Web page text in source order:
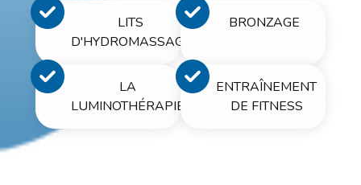
LITS
D'HYDROMASSAGE
BRONZAGE
LA
LUMINOTHÉRAPIE
ENTRAÎNEMENT
DE FITNESS